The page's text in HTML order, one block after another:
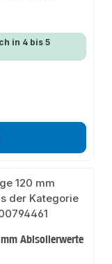
in 4 bis 5
Abisolierwerte